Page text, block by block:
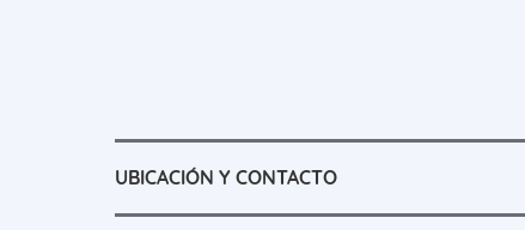
UBICACIÓN Y CONTACTO